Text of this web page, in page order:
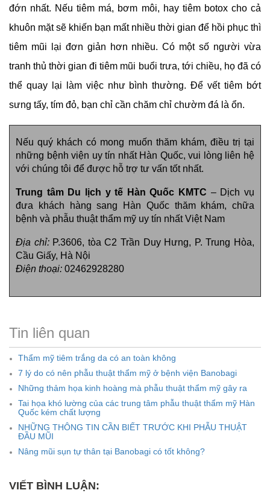
đớn nhất. Nếu tiêm má, bơm môi, hay tiêm botox cho cả
khuôn mặt sẽ khiến bạn mất nhiều thời gian để hồi phục thì
tiêm mũi lại đơn giản hơn nhiều. Có một số người vừa
tranh thủ thời gian đi tiêm mũi buổi trưa, tới chiều, họ đã có
thể quay lại làm việc như bình thường. Để vết tiêm bớt
sưng tấy, tím đỏ, bạn chỉ cần chăm chỉ chườm đá là ổn.
Nếu quý khách có mong muốn thăm khám, điều trị tại
những bệnh viện uy tín nhất Hàn Quốc, vui lòng liên hệ
với chúng tôi để được hỗ trợ tư vấn tốt nhất.
Trung tâm Du lịch y tế Hàn Quốc KMTC – Dịch vụ
đưa khách hàng sang Hàn Quốc thăm khám, chữa
bệnh và phẫu thuật thẩm mỹ uy tín nhất Việt Nam
Địa chỉ:P.3606, tòa C2 Trần Duy Hưng, P. Trung Hòa,
Cầu Giấy, Hà Nội
Điện thoại: 02462928280
Tin liên quan
Thẩm mỹ tiêm trắng da có an toàn không
7 lý do có nên phẫu thuật thẩm mỹ ở bệnh viện Banobagi
Những thảm họa kinh hoàng mà phẫu thuật thẩm mỹ gây ra
Tai họa khó lường của các trung tâm phẫu thuật thẩm mỹ Hàn
Quốc kém chất lượng
NHỮNG THÔNG TIN CẦN BIẾT TRƯỚC KHI PHẪU THUẬT
ĐẦU MŨI
Nâng mũi sụn tự thân tại Banobagi có tốt không?
VIẾT BÌNH LUẬN: